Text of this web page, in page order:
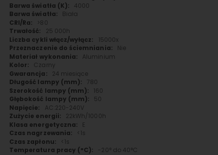
4000
Biała
>80
25 000h
15000x
Nie
Aluminium
Czarny
24 miesiące
780
160
50
AC:220-240V
22kWh/1000h
E
<1s
<1s
-20° do 40°C